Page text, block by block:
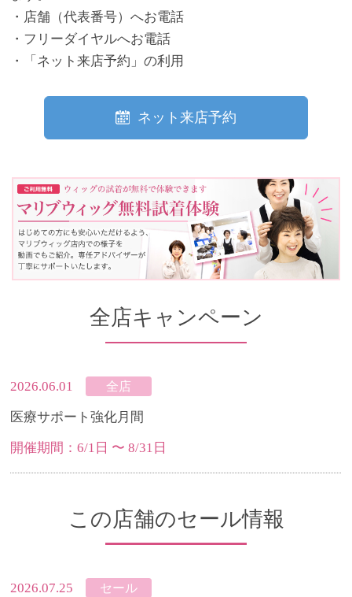
・店舗（代表番号）へお電話
・フリーダイヤルへお電話
・「ネット来店予約」の利用
ネット来店予約
全店キャンペーン
2026.06.01 全店
医療サポート強化月間
開催期間：6/1日 〜 8/31日
この店舗のセール情報
2026.07.25 セール